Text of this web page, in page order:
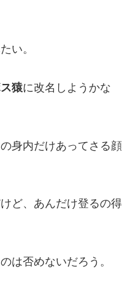
い。
猿に改名しようかな
身内だけあってさる顔
ど、あんだけ登るの得
は否めないだろう。